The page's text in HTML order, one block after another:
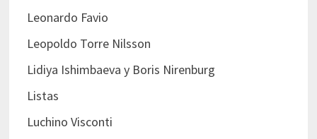
Leonardo Favio
Leopoldo Torre Nilsson
Lidiya Ishimbaeva y Boris Nirenburg
Listas
Luchino Visconti